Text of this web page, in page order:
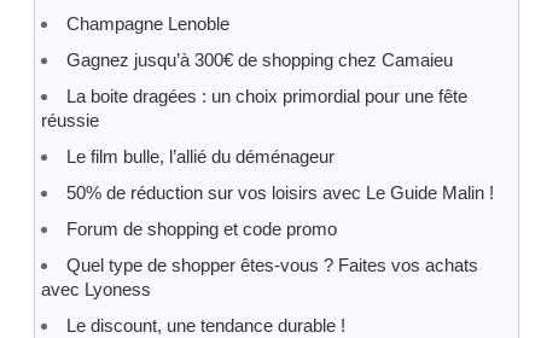
Champagne Lenoble
Gagnez jusqu’à 300€ de shopping chez Camaieu
La boite dragées : un choix primordial pour une fête
réussie
Le film bulle, l’allié du déménageur
50% de réduction sur vos loisirs avec Le Guide Malin !
Forum de shopping et code promo
Quel type de shopper êtes-vous ? Faites vos achats
avec Lyoness
Le discount, une tendance durable !